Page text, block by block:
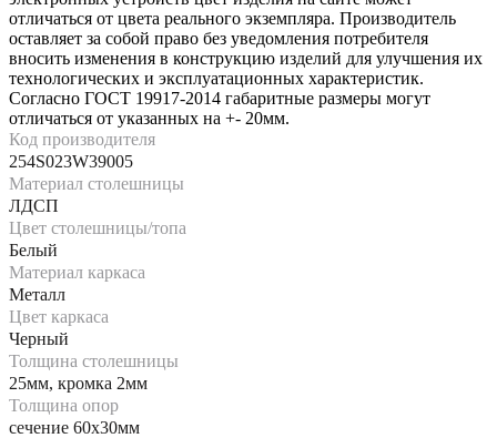
отличаться от цвета реального экземпляра. Производитель
оставляет за собой право без уведомления потребителя
вносить изменения в конструкцию изделий для улучшения их
технологических и эксплуатационных характеристик.
Согласно ГОСТ 19917-2014 габаритные размеры могут
отличаться от указанных на +- 20мм.
Код производителя
254S023W39005
Материал столешницы
ЛДСП
Цвет столешницы/топа
Белый
Материал каркаса
Металл
Цвет каркаса
Черный
Толщина столешницы
25мм, кромка 2мм
Толщина опор
сечение 60х30мм